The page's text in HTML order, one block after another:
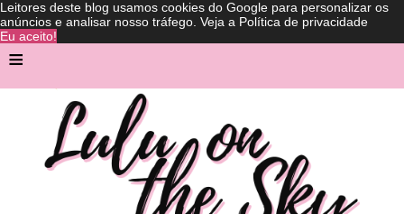
Leitores deste blog usamos cookies do Google para personalizar os
anúncios e analisar nosso tráfego. Veja a Política de privacidade
Eu aceito!
≡